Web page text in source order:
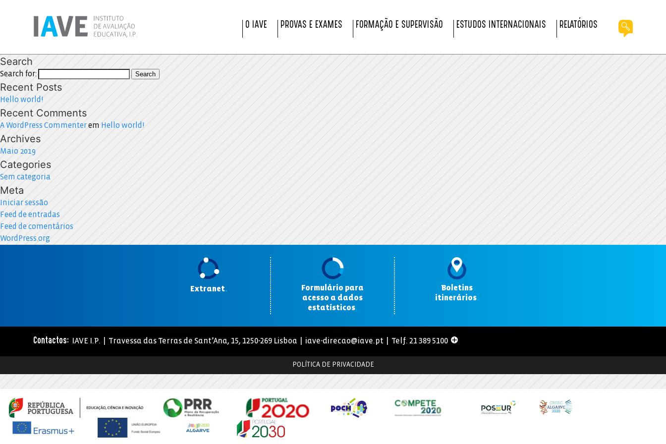
O IAVE PROVAS E EXAMES FORMAÇÃO E SUPERVISÃO ESTUDOS INTERNACIONAIS RELATÓRIOS
Search
Search for: Search
Recent Posts
Hello world!
Recent Comments
A WordPress Commenterem Hello world!
Archives
Maio 2019
Categories
Sem categoria
Meta
Iniciar sessão
Feed de entradas
Feed de comentários
WordPress.org
Extranet.
Formulário para
acesso a dados
estatísticos.
Boletins
itinerários.
Contactos: IAVE I.P. | Travessa das Terras de Sant’Ana, 15, 1250-269 Lisboa | iave-direcao@iave.pt | Telf. 21 389 5100
POLÍTICA DE PRIVACIDADE